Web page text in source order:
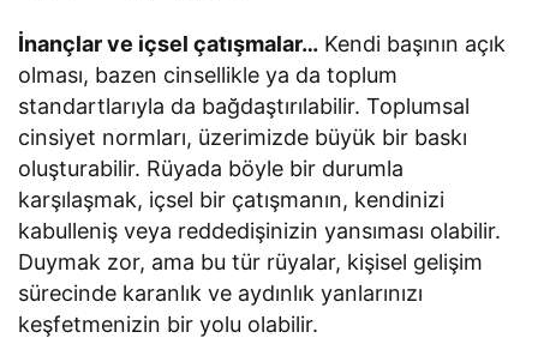
İnançlar ve içsel çatışmalar… Kendi başının açık
olması, bazen cinsellikle ya da toplum
standartlarıyla da bağdaştırılabilir. Toplumsal
cinsiyet normları, üzerimizde büyük bir baskı
oluşturabilir. Rüyada böyle bir durumla
karşılaşmak, içsel bir çatışmanın, kendinizi
kabulleniş veya reddedişinizin yansıması olabilir.
Duymak zor, ama bu tür rüyalar, kişisel gelişim
sürecinde karanlık ve aydınlık yanlarınızı
keşfetmenizin bir yolu olabilir.